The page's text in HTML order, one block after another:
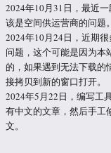
CS/DC
2024年10月31日，最近
该是空间供运营商的问题。
2024年10月24日，近期
问题，这个可能是因为本
的，如果遇到无法下载的
接拷贝到新的窗口打开。
2024年5月22日，编写工
有中文的文章，然后手工
文。